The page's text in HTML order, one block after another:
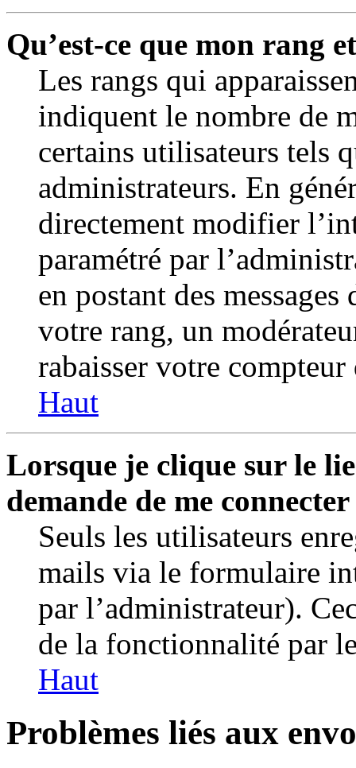
Qu’est-ce que mon rang
Les rangs qui
indiquent le nombre de
certains utilisateurs tels
administrateurs. En
directement modifier
paramétré par
en postant des
votre rang, un
rabaisser votre compteur
Haut
Lorsque je clique sur le
demande de me
Seuls les utilisateurs
mails via le formulaire
par l’administrateur).
de la fonctionnalité par
Haut
Problèmes liés aux